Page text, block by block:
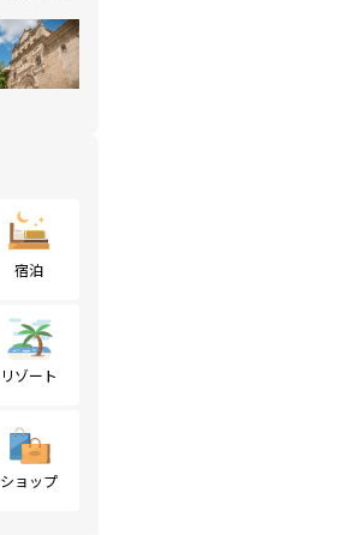
宿泊
リゾート
ショップ